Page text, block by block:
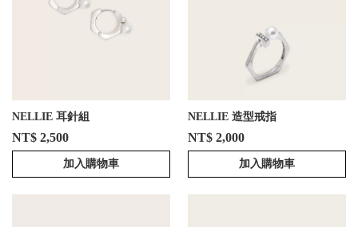
NELLIE 耳針組
NT$ 2,500
加入購物車
NELLIE 造型戒指
NT$ 2,000
加入購物車